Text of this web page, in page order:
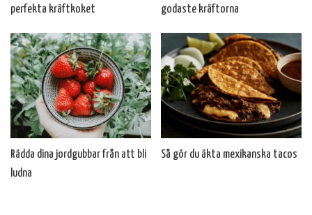
perfekta kräftkoket
godaste kräftorna
Rädda dina jordgubbar från att bli
ludna
Så gör du äkta mexikanska tacos